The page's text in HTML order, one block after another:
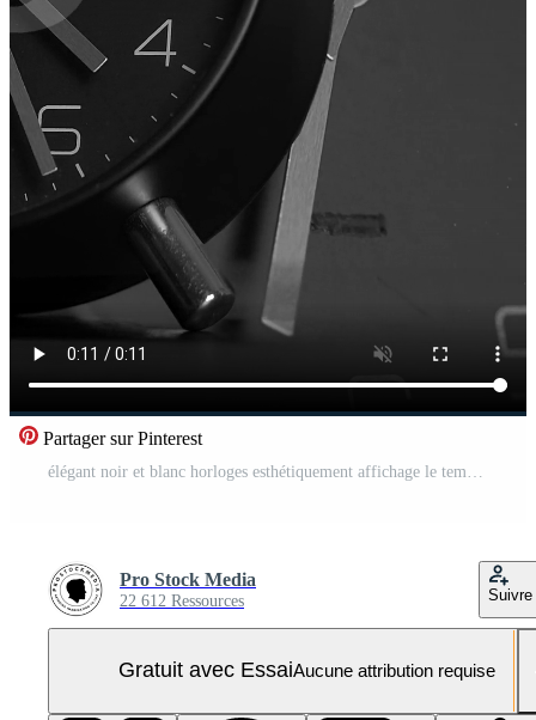
Partager sur Pinterest
Pro Stock Media
22 612 Ressources Suivre
Gratuit avec EssaiAucune attribution requise